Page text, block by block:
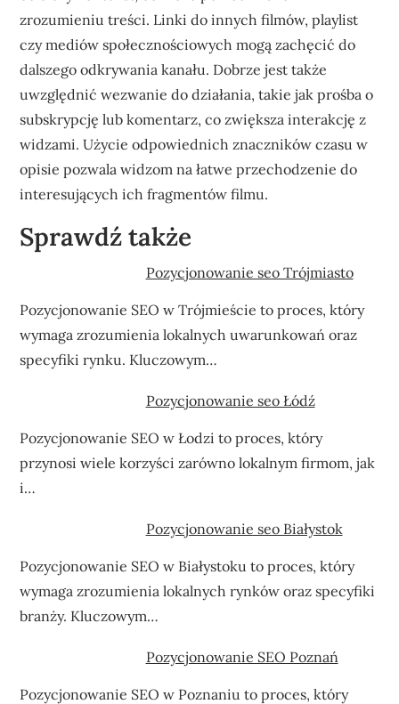
zrozumieniu treści. Linki do innych filmów, playlist
czy mediów społecznościowych mogą zachęcić do
dalszego odkrywania kanału. Dobrze jest także
uwzględnić wezwanie do działania, takie jak prośba o
subskrypcję lub komentarz, co zwiększa interakcję z
widzami. Użycie odpowiednich znaczników czasu w
opisie pozwala widzom na łatwe przechodzenie do
interesujących ich fragmentów filmu.
Sprawdź także
Pozycjonowanie seo Trójmiasto
Pozycjonowanie SEO w Trójmieście to proces, który
wymaga zrozumienia lokalnych uwarunkowań oraz
specyfiki rynku. Kluczowym…
Pozycjonowanie seo Łódź
Pozycjonowanie SEO w Łodzi to proces, który
przynosi wiele korzyści zarówno lokalnym firmom, jak
i…
Pozycjonowanie seo Białystok
Pozycjonowanie SEO w Białystoku to proces, który
wymaga zrozumienia lokalnych rynków oraz specyfiki
branży. Kluczowym…
Pozycjonowanie SEO Poznań
Pozycjonowanie SEO w Poznaniu to proces, który